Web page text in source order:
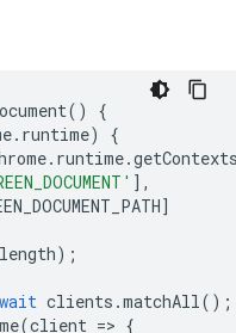
()
{
. runtime)
{
. runtime.
],
]
length);
clients .matchAll();
(client => {